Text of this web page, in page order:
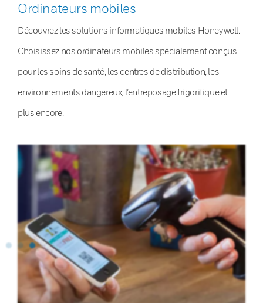
Ordinateurs mobiles
Découvrez les solutions informatiques mobiles Honeywell.
Choisissez nos ordinateurs mobiles spécialement conçus
pour les soins de santé, les centres de distribution, les
environnements dangereux, l’entreposage frigorifique et
plus encore.